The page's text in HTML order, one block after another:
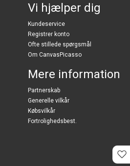
Vi hjælper dig
Kundeservice
Registrer konto
Ofte stillede spørgsmål
Om CanvasPicasso
Mere information
Partnerskab
Generelle vilkår
Købsvilkår
Fortrolighedsbest.